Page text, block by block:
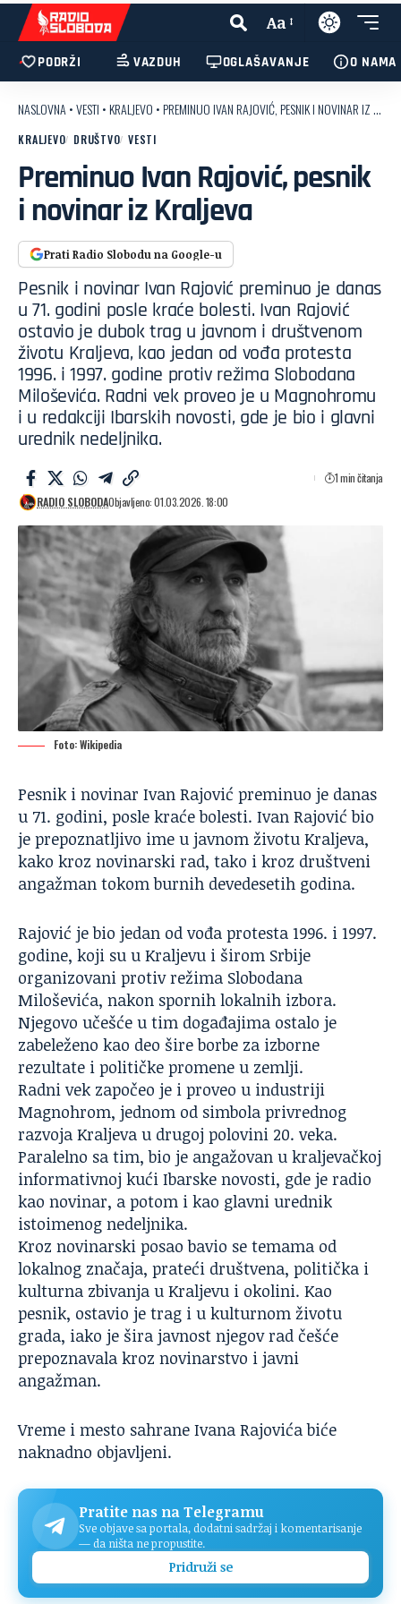
Aa
PODRŽI VAZDUH OGLAŠAVANJE O NAMA
NASLOVNA •VESTI •KRALJEVO •PREMINUO IVAN RAJOVIĆ, PESNIK I NOVINAR IZ KRALJEVA
KRALJEVO DRUŠTVO VESTI
Preminuo Ivan Rajović, pesnik
i novinar iz Kraljeva
Prati Radio Slobodu na Google-u
Pesnik i novinar Ivan Rajović preminuo je danas
u 71. godini posle kraće bolesti. Ivan Rajović
ostavio je dubok trag u javnom i društvenom
životu Kraljeva, kao jedan od vođa protesta
1996. i 1997. godine protiv režima Slobodana
Miloševića. Radni vek proveo je u Magnohromu
i u redakciji Ibarskih novosti, gde je bio i glavni
urednik nedeljnika.
RADIO SLOBODAObjavljeno: 01.03.2026. 18:00
1 min čitanja
Foto: Wikipedia
Pesnik i novinar Ivan Rajović preminuo je danas
u 71. godini, posle kraće bolesti. Ivan Rajović bio
je prepoznatljivo ime u javnom životu Kraljeva,
kako kroz novinarski rad, tako i kroz društveni
angažman tokom burnih devedesetih godina.
Rajović je bio jedan od vođa protesta 1996. i 1997.
godine, koji su u Kraljevu i širom Srbije
organizovani protiv režima Slobodana
Miloševića, nakon spornih lokalnih izbora.
Njegovo učešće u tim događajima ostalo je
zabeleženo kao deo šire borbe za izborne
rezultate i političke promene u zemlji.
Radni vek započeo je i proveo u industriji
Magnohrom, jednom od simbola privrednog
razvoja Kraljeva u drugoj polovini 20. veka.
Paralelno sa tim, bio je angažovan u kraljevačkoj
informativnoj kući Ibarske novosti, gde je radio
kao novinar, a potom i kao glavni urednik
istoimenog nedeljnika.
Kroz novinarski posao bavio se temama od
lokalnog značaja, prateći društvena, politička i
kulturna zbivanja u Kraljevu i okolini. Kao
pesnik, ostavio je trag i u kulturnom životu
grada, iako je šira javnost njegov rad češće
prepoznavala kroz novinarstvo i javni
angažman.
Vreme i mesto sahrane Ivana Rajovića biće
naknadno objavljeni.
Pratite nas na Telegramu
Sve objave sa portala, dodatni sadržaj i komentarisanje
— da ništa ne propustite.
Pridruži se